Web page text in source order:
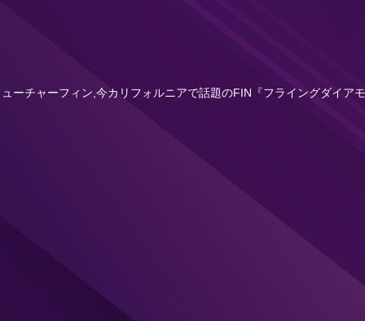
チャーフィン,今カリフォルニアで話題のFIN『フライングダイア